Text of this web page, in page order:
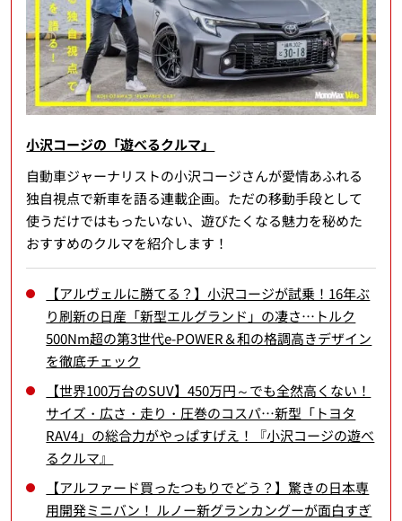
小沢コージの「遊べるクルマ」
自動車ジャーナリストの小沢コージさんが愛情あふれる
独自視点で新車を語る連載企画。ただの移動手段として
使うだけではもったいない、遊びたくなる魅力を秘めた
おすすめのクルマを紹介します！
【アルヴェルに勝てる？】小沢コージが試乗！16年ぶ
り刷新の日産「新型エルグランド」の凄さ…トルク
500Nm超の第3世代e-POWER＆和の格調高きデザイン
を徹底チェック
【世界100万台のSUV】450万円～でも全然高くない！
サイズ・広さ・走り・圧巻のコスパ…新型「トヨタ
RAV4」の総合力がやっぱすげえ！『小沢コージの遊べ
るクルマ』
【アルファード買ったつもりでどう？】驚きの日本専
用開発ミニバン！ ルノー新グランカングーが面白すぎ